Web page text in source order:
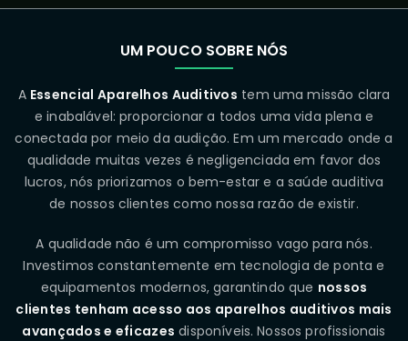
UM POUCO SOBRE NÓS
A Essencial Aparelhos Auditivos tem uma missão clara
e inabalável: proporcionar a todos uma vida plena e
conectada por meio da audição. Em um mercado onde a
qualidade muitas vezes é negligenciada em favor dos
lucros, nós priorizamos o bem-estar e a saúde auditiva
de nossos clientes como nossa razão de existir.
A qualidade não é um compromisso vago para nós.
Investimos constantemente em tecnologia de ponta e
equipamentos modernos, garantindo que nossos
clientes tenham acesso aos aparelhos auditivos mais
avançados e eficazes disponíveis. Nossos profissionais